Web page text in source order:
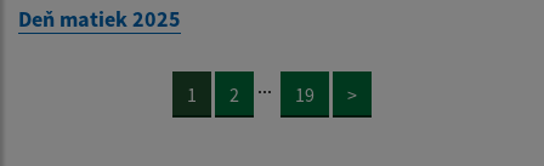
Deň matiek 2025
1 2 ... 19 >